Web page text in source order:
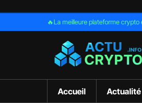
🔥La meilleure plateforme crypto
Accueil Actualité